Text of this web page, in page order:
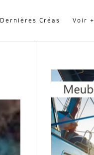
Dernières Créas Voir +